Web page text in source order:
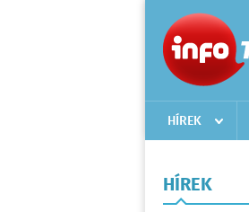
HÍREK
HÍREK